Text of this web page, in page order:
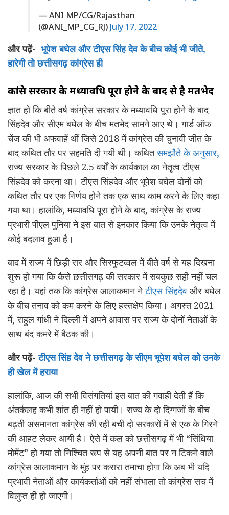
— ANI MP/CG/Rajasthan
(@ANI_MP_CG_RJ) July 17, 2022
और पढ़ें- भूपेश बघेल और टीएस सिंह देव के बीच कोई भी जीते,
हारेगी तो छत्तीसगढ़ कांग्रेस ही
कांग्रेस सरकार के मध्यावधि पूरा होने के बाद से है मतभेद
ज्ञात हो कि बीते वर्ष कांग्रेस सरकार के मध्यावधि पूरा होने के बाद
सिंहदेव और सीएम बघेल के बीच मतभेद सामने आए थे। गार्ड ऑफ
चेंज की भी अफवाहें थीं जिसे 2018 में कांग्रेस की चुनावी जीत के
बाद कथित तौर पर सहमति दी गयी थी। कथितसमझौते के अनुसार,
राज्य सरकार के पिछले 2.5 वर्षों के कार्यकाल का नेतृत्व टीएस
सिंहदेव को करना था। टीएस सिंहदेव और भूपेश बघेल दोनों को
कथित तौर पर एक निर्णय होने तक एक साथ काम करने के लिए कहा
गया था। हालांकि, मध्यावधि पूरा होने के बाद, कांग्रेस के राज्य
प्रभारी पीएल पुनिया ने इस बात से इनकार किया कि उनके नेतृत्व में
कोई बदलाव हुआ है।
बाद में राज्य में छिड़ी रार और सिरफुटव्वल में बीते वर्ष से यह दिखना
शुरू हो गया कि कैसे छत्तीसगढ़ की सरकार में सबकुछ सही नहीं चल
रहा है। यहां तक कि कांग्रेस आलाकमान नेटीएस सिंहदेव और बघेल
के बीच तनाव को कम करने के लिए हस्तक्षेप किया। अगस्त 2021
में, राहुल गांधी ने दिल्ली में अपने आवास पर राज्य के दोनों नेताओं के
साथ बंद कमरे में बैठक की।
और पढ़ें-टीएस सिंह देव ने छत्तीसगढ़ के सीएम भूपेश बघेल को उनके
ही खेल में हराया
हालांकि, आज की सभी विसंगतियां इस बात की गवाही देती हैं कि
अंतर्कलह कभी शांत ही नहीं हो पायी। राज्य के दो दिग्गजों के बीच
बढ़ती असमानता कांग्रेस की रही बची दो सरकारों में से एक के गिरने
की आहट लेकर आयी है। ऐसे में कल को छत्तीसगढ़ में भी “सिंधिया
मोमेंट” हो गया तो निश्चित रूप से यह अपनी बात पर न टिकने वाले
कांग्रेस आलाकमान के मुंह पर करारा तमाचा होगा कि अब भी यदि
प्रभावी नेताओं और कार्यकर्ताओं को नहीं संभाला तो कांग्रेस सच में
विलुप्त ही हो जाएगी।